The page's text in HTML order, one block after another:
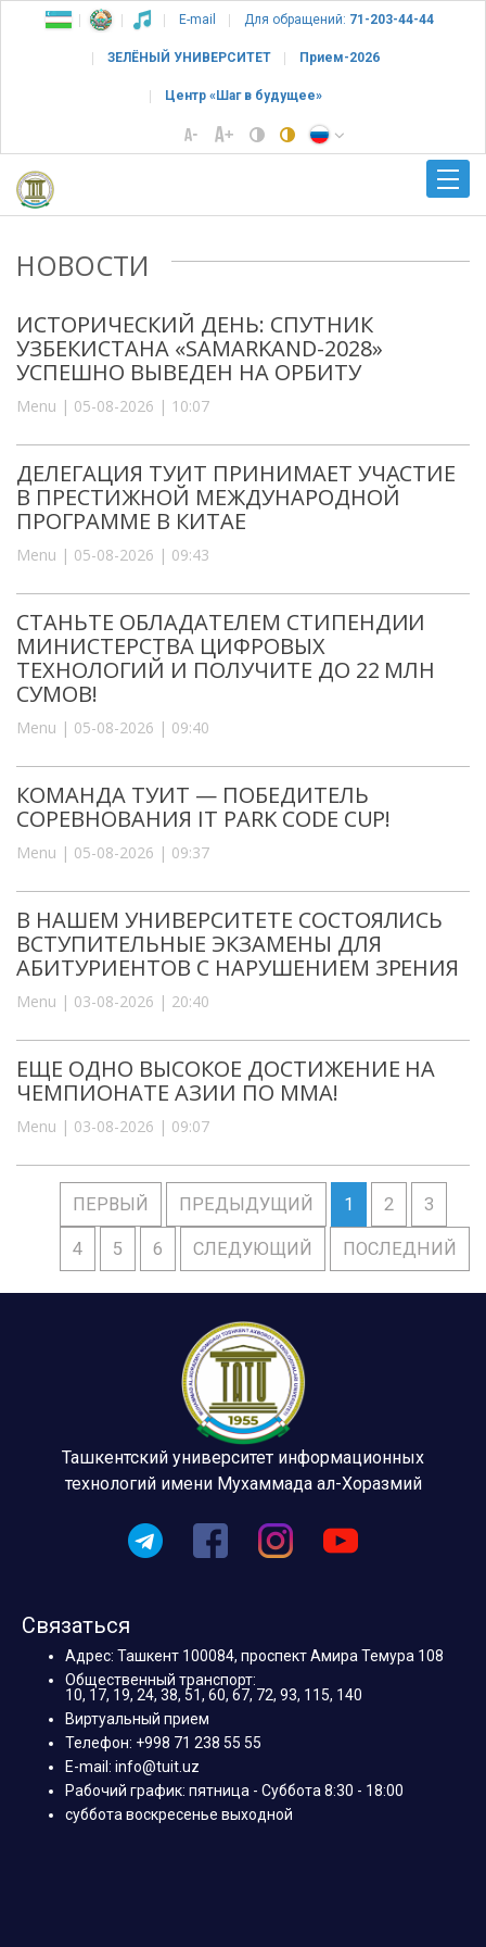
E-mail Для обращений: 71-203-44-44
ЗЕЛЁНЫЙ УНИВЕРСИТЕТ Прием-2026
Центр «Шаг в будущее»
НОВОСТИ
ИСТОРИЧЕСКИЙ ДЕНЬ: СПУТНИК
УЗБЕКИСТАНА «SAMARKAND-2028»
УСПЕШНО ВЫВЕДЕН НА ОРБИТУ
Menu | 05-08-2026 | 10:07
ДЕЛЕГАЦИЯ ТУИТ ПРИНИМАЕТ УЧАСТИЕ
В ПРЕСТИЖНОЙ МЕЖДУНАРОДНОЙ
ПРОГРАММЕ В КИТАЕ
Menu | 05-08-2026 | 09:43
СТАНЬТЕ ОБЛАДАТЕЛЕМ СТИПЕНДИИ
МИНИСТЕРСТВА ЦИФРОВЫХ
ТЕХНОЛОГИЙ И ПОЛУЧИТЕ ДО 22 МЛН
СУМОВ!
Menu | 05-08-2026 | 09:40
КОМАНДА ТУИТ — ПОБЕДИТЕЛЬ
СОРЕВНОВАНИЯ IT PARK CODE CUP!
Menu | 05-08-2026 | 09:37
В НАШЕМ УНИВЕРСИТЕТЕ СОСТОЯЛИСЬ
ВСТУПИТЕЛЬНЫЕ ЭКЗАМЕНЫ ДЛЯ
АБИТУРИЕНТОВ С НАРУШЕНИЕМ ЗРЕНИЯ
Menu | 03-08-2026 | 20:40
ЕЩЕ ОДНО ВЫСОКОЕ ДОСТИЖЕНИЕ НА
ЧЕМПИОНАТЕ АЗИИ ПО ММА!
Menu | 03-08-2026 | 09:07
ПЕРВЫЙ ПРЕДЫДУЩИЙ 1 2 3
4 5 6 СЛЕДУЮЩИЙ ПОСЛЕДНИЙ
Ташкентский университет информационных
технологий имени Мухаммада ал-Хоразмий
Связаться
Адрес: Ташкент 100084, проспект Амира Темура 108
Общественный транспорт:
10, 17, 19, 24, 38, 51, 60, 67, 72, 93, 115, 140
Виртуальный прием
Телефон: +998 71 238 55 55
E-mail: info@tuit.uz
Рабочий график: пятница - Суббота 8:30 - 18:00
суббота воскресенье выходной